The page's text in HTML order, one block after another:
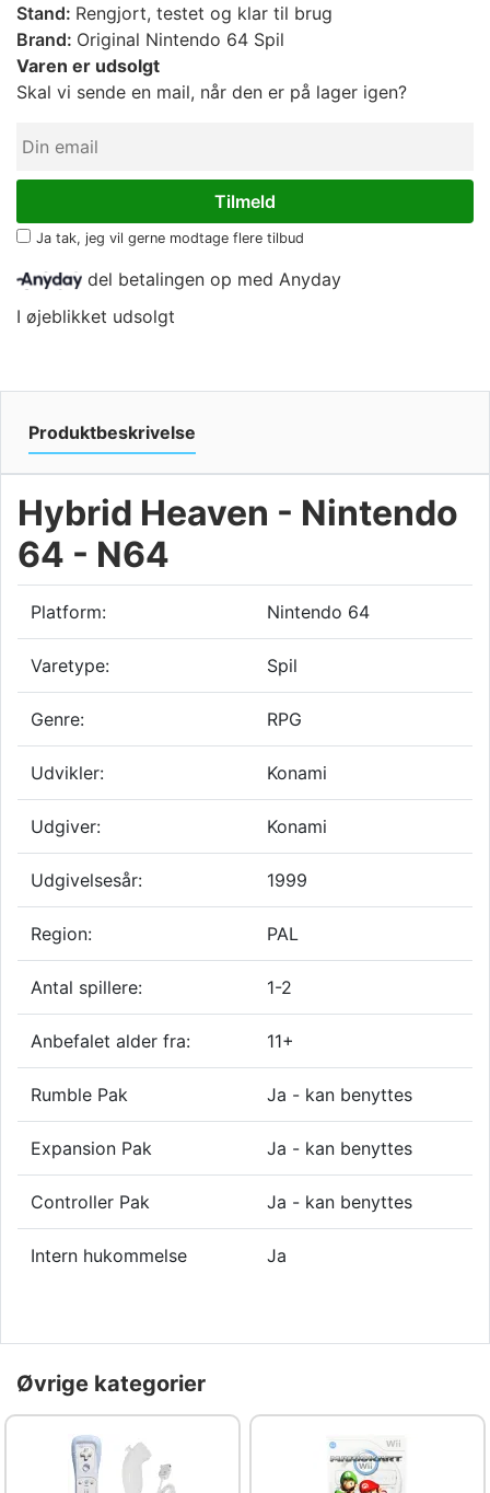
Stand: Rengjort, testet og klar til brug
Brand: Original Nintendo 64 Spil
Varen er udsolgt
Skal vi sende en mail, når den er på lager igen?
Ja tak, jeg vil gerne modtage flere tilbud
del betalingen op med Anyday
I øjeblikket udsolgt
Produktbeskrivelse
Hybrid Heaven - Nintendo
64 - N64
Platform: Nintendo 64
Varetype: Spil
Genre: RPG
Udvikler: Konami
Udgiver: Konami
Udgivelsesår: 1999
Region: PAL
Antal spillere: 1-2
Anbefalet alder fra: 11+
Rumble Pak Ja - kan benyttes
Expansion Pak Ja - kan benyttes
Controller Pak Ja - kan benyttes
Intern hukommelse Ja
Øvrige kategorier